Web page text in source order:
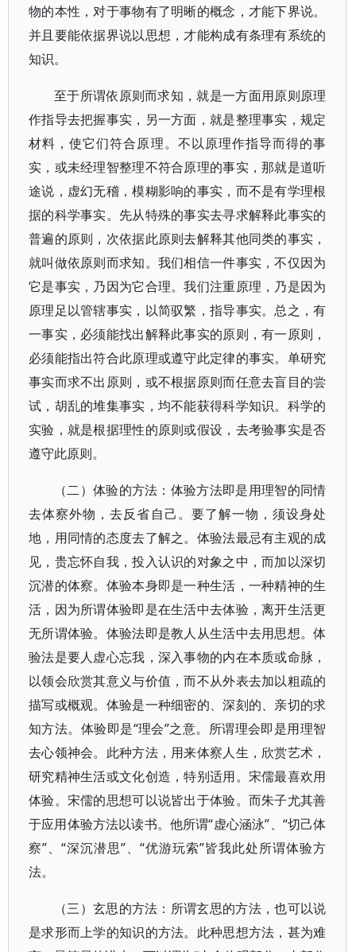
物的本性，对于事物有了明晰的概念，才能下界说。
并且要能依据界说以思想，才能构成有条理有系统的
知识。
至于所谓依原则而求知，就是一方面用原则原理
作指导去把握事实，另一方面，就是整理事实，规定
材料，使它们符合原理。不以原理作指导而得的事
实，或未经理智整理不符合原理的事实，那就是道听
途说，虚幻无稽，模糊影响的事实，而不是有学理根
据的科学事实。先从特殊的事实去寻求解释此事实的
普遍的原则，次依据此原则去解释其他同类的事实，
就叫做依原则而求知。我们相信一件事实，不仅因为
它是事实，乃因为它合理。我们注重原理，乃是因为
原理足以管辖事实，以简驭繁，指导事实。总之，有
一事实，必须能找出解释此事实的原则，有一原则，
必须能指出符合此原理或遵守此定律的事实。单研究
事实而求不出原则，或不根据原则而任意去盲目的尝
试，胡乱的堆集事实，均不能获得科学知识。科学的
实验，就是根据理性的原则或假设，去考验事实是否
遵守此原则。
（二）体验的方法：体验方法即是用理智的同情
去体察外物，去反省自己。要了解一物，须设身处
地，用同情的态度去了解之。体验法最忌有主观的成
见，贵忘怀自我，投入认识的对象之中，而加以深切
沉潜的体察。体验本身即是一种生活，一种精神的生
活，因为所谓体验即是在生活中去体验，离开生活更
无所谓体验。体验法即是教人从生活中去用思想。体
验法是要人虚心忘我，深入事物的内在本质或命脉，
以领会欣赏其意义与价值，而不从外表去加以粗疏的
描写或概观。体验是一种细密的、深刻的、亲切的求
知方法。体验即是“理会”之意。所谓理会即是用理智
去心领神会。此种方法，用来体察人生，欣赏艺术，
研究精神生活或文化创造，特别适用。宋儒最喜欢用
体验。宋儒的思想可以说皆出于体验。而朱子尤其善
于应用体验方法以读书。他所谓“虚心涵泳”、“切己体
察”、“深沉潜思”、“优游玩索”皆我此处所谓体验方
法。
（三）玄思的方法：所谓玄思的方法，也可以说
是求形而上学的知识的方法。此种思想方法，甚为难